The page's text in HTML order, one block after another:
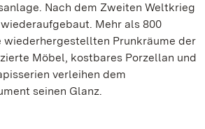
Nach dem Zweiten Weltkrieg
Mehr als 800
wiederhergestellten Prunkräume der
Möbel, kostbares Porzellan und
verleihen dem
seinen Glanz.